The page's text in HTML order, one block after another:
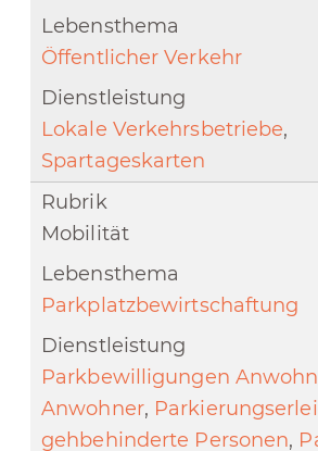
Öffentlicher Verkehr
Lokale Verkehrsbetriebe,
Spartageskarten
Mobilität
Parkplatzbewirtschaftung
Parkbewilligungen
Anwohner,
gehbehinderte Personen,